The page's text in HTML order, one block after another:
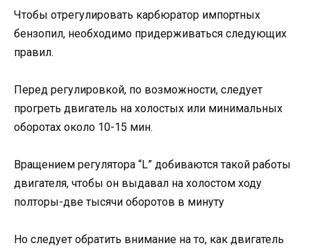
Чтобы отрегулировать карбюратор импортных
бензопил, необходимо придерживаться следующих
правил.
Перед регулировкой, по возможности, следует
прогреть двигатель на холостых или минимальных
оборотах около 10-15 мин.
Вращением регулятора “L” добиваются такой работы
двигателя, чтобы он выдавал на холостом ходу
полторы-две тысячи оборотов в минуту
Но следует обратить внимание на то, как двигатель